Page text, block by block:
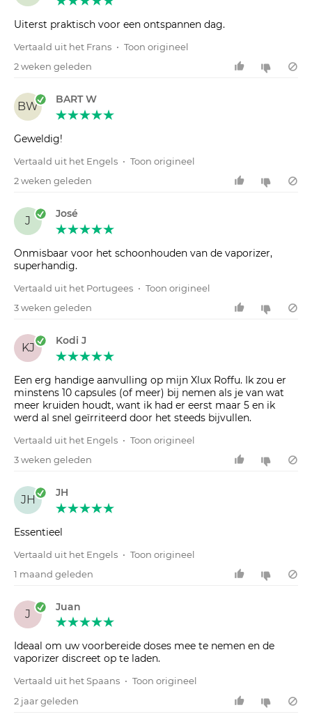
Uiterst praktisch voor een ontspannen dag.
Vertaald uit het Frans • Toon origineel
2 weken geleden
BW
BART W
Geweldig!
Vertaald uit het Engels • Toon origineel
2 weken geleden
J
José
Onmisbaar voor het schoonhouden van de vaporizer,
superhandig.
Vertaald uit het Portugees • Toon origineel
3 weken geleden
KJ
Kodi J
Een erg handige aanvulling op mijn Xlux Roffu. Ik zou er
minstens 10 capsules (of meer) bij nemen als je van wat
meer kruiden houdt, want ik had er eerst maar 5 en ik
werd al snel geïrriteerd door het steeds bijvullen.
Vertaald uit het Engels • Toon origineel
3 weken geleden
JH
JH
Essentieel
Vertaald uit het Engels • Toon origineel
1 maand geleden
J
Juan
Ideaal om uw voorbereide doses mee te nemen en de
vaporizer discreet op te laden.
Vertaald uit het Spaans • Toon origineel
2 jaar geleden